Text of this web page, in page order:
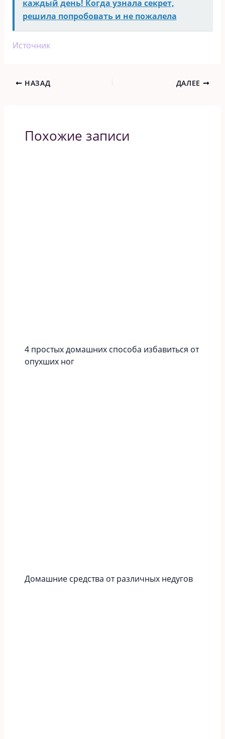
каждый день! Когда узнала секрет,
решила попробовать и не пожалела
Источник
НАЗАД ДАЛЕЕ
Похожие записи
4 простых домашних способа избавиться от
опухших ног
Домашние средства от различных недугов